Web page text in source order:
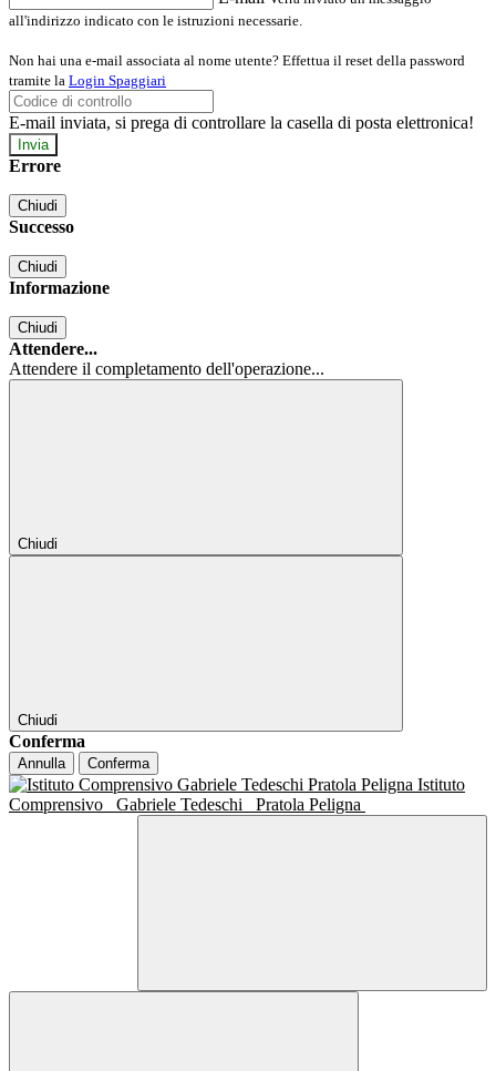
all'indirizzo indicato con le istruzioni necessarie.
Non hai una e-mail associata al nome utente? Effettua il reset della password
tramite la Login Spaggiari
E-mail inviata, si prega di controllare la casella di posta elettronica!
Errore
Chiudi
Successo
Chiudi
Informazione
Chiudi
Attendere...
Attendere il completamento dell'operazione...
Chiudi
Chiudi
Conferma
Annulla Conferma
Istituto
Comprensivo
Gabriele Tedeschi Pratola Peligna